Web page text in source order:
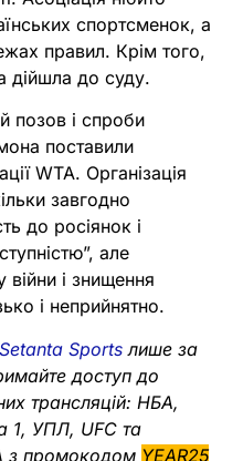
спортсменок, а
правил. Крім того,
до суду.
позов і спроби
поставили
WTA. Організація
завгодно
до росіянок і
але
війни і знищення
і неприйнятно.
Setanta Sports лише за
доступ до
трансляцій: НБА,
1, УПЛ, UFC та
з промокодом YEAR25